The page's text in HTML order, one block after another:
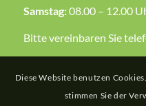
Samstag:08.00 – 12.00
Bitte vereinbaren Sie
Diese Website benutzen
stimmen Sie der